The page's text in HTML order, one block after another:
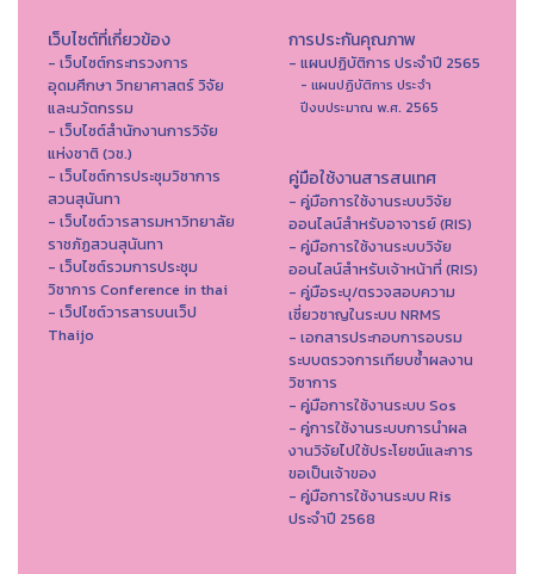
เว็บไซต์ที่เกี่ยวข้อง
- เว็บไซต์กระทรวงการ
อุดมศึกษา วิทยาศาสตร์ วิจัย
และนวัตกรรม
- เว็บไซต์สำนักงานการวิจัย
แห่งชาติ (วช.)
- เว็บไซต์การประชุมวิชาการ
สวนสุนันทา
- เว็บไซต์วารสารมหาวิทยาลัย
ราชภัฏสวนสุนันทา
- เว็บไซต์รวมการประชุม
วิชาการ Conference in thai
- เว็ปไซต์วารสารบนเว็ป
Thaijo
การประกันคุณภาพ
- แผนปฏิบัติการ ประจำปี 2565
- แผนปฏิบัติการ ประจำ
ปีงบประมาณ พ.ศ. 2565
คู่มือใช้งานสารสนเทศ
- คู่มือการใช้งานระบบวิจัย
ออนไลน์สำหรับอาจารย์ (RIS)
- คู่มือการใช้งานระบบวิจัย
ออนไลน์สำหรับเจ้าหน้าที่ (RIS)
- คู่มือระบุ/ตรวจสอบความ
เชี่ยวชาญในระบบ NRMS
- เอกสารประกอบการอบรม
ระบบตรวจการเทียบซ้ำผลงาน
วิชาการ
- คู่มือการใช้งานระบบ Sos
- คู่การใช้งานระบบการนำผล
งานวิจัยไปใช้ประโยชน์และการ
ขอเป็นเจ้าของ
- คู่มือการใช้งานระบบ Ris
ประจำปี 2568